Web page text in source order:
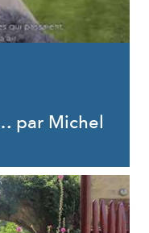
par Michel